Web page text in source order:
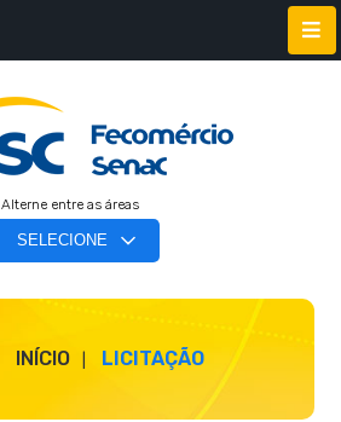
Alterne entre as áreas
INÍCIO LICITAÇÃO